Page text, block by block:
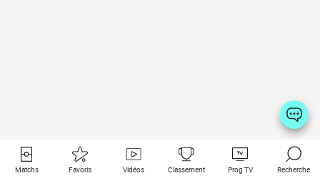
Matchs Favoris Vidéos Classement Prog TV Recherche